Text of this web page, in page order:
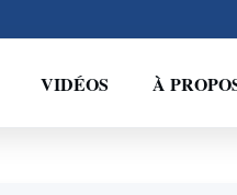
VIDÉOS À